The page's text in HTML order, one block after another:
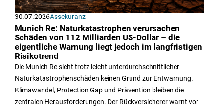
30.07.2026Assekuranz
Munich Re: Naturkatastrophen verursachen
Schäden von 112 Milliarden US-Dollar – die
eigentliche Warnung liegt jedoch im langfristigen
Risikotrend
Die Munich Re sieht trotz leicht unterdurchschnittlicher
Naturkatastrophenschäden keinen Grund zur Entwarnung.
Klimawandel, Protection Gap und Prävention bleiben die
zentralen Herausforderungen. Der Rückversicherer warnt vor